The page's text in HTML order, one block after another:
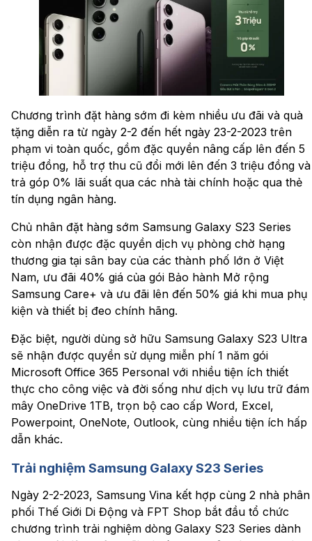
Chương trình đặt hàng sớm đi kèm nhiều ưu đãi và quà
tặng diễn ra từ ngày 2-2 đến hết ngày 23-2-2023 trên
phạm vi toàn quốc, gồm đặc quyền nâng cấp lên đến 5
triệu đồng, hỗ trợ thu cũ đổi mới lên đến 3 triệu đồng và
trả góp 0% lãi suất qua các nhà tài chính hoặc qua thẻ
tín dụng ngân hàng.
Chủ nhân đặt hàng sớm Samsung Galaxy S23 Series
còn nhận được đặc quyền dịch vụ phòng chờ hạng
thương gia tại sân bay của các thành phố lớn ở Việt
Nam, ưu đãi 40% giá của gói Bảo hành Mở rộng
Samsung Care+ và ưu đãi lên đến 50% giá khi mua phụ
kiện và thiết bị đeo chính hãng.
Đặc biệt, người dùng sở hữu Samsung Galaxy S23 Ultra
sẽ nhận được quyền sử dụng miễn phí 1 năm gói
Microsoft Office 365 Personal với nhiều tiện ích thiết
thực cho công việc và đời sống như dịch vụ lưu trữ đám
mây OneDrive 1TB, trọn bộ cao cấp Word, Excel,
Powerpoint, OneNote, Outlook, cùng nhiều tiện ích hấp
dẫn khác.
Trải nghiệm Samsung Galaxy S23 Series
Ngày 2-2-2023, Samsung Vina kết hợp cùng 2 nhà phân
phối Thế Giới Di Động và FPT Shop bắt đầu tổ chức
chương trình trải nghiệm dòng Galaxy S23 Series dành